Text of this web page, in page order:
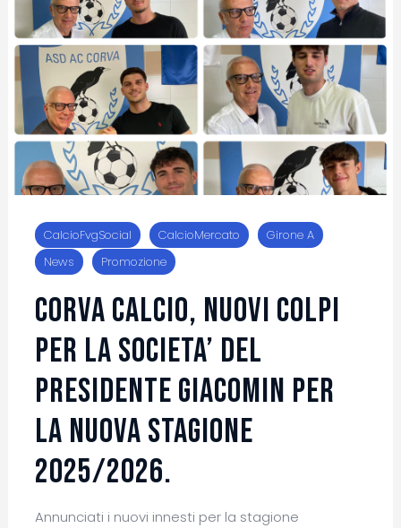
CalcioFvgSocial CalcioMercato
Girone A
News
Promozione
CORVA CALCIO, NUOVI COLPI
PER LA SOCIETA’ DEL
PRESIDENTE GIACOMIN PER
LA NUOVA STAGIONE
2025/2026.
Annunciati i nuovi innesti per la stagione